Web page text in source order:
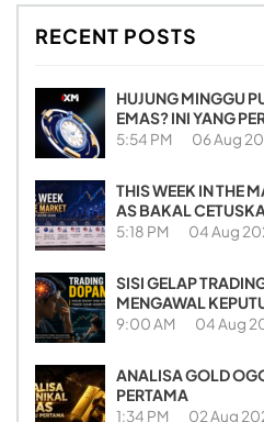
RECENT POSTS
HUJUNG MINGGU
EMAS? INI YANG
5:54 PM 06 Aug
THIS WEEK IN THE
AS BAKAL
5:18 PM 04 Aug
SISI GELAP
MENGAWAL
9:00 AM 04 Aug
ANALISA GOLD
PERTAMA
1:34 PM 02 Aug